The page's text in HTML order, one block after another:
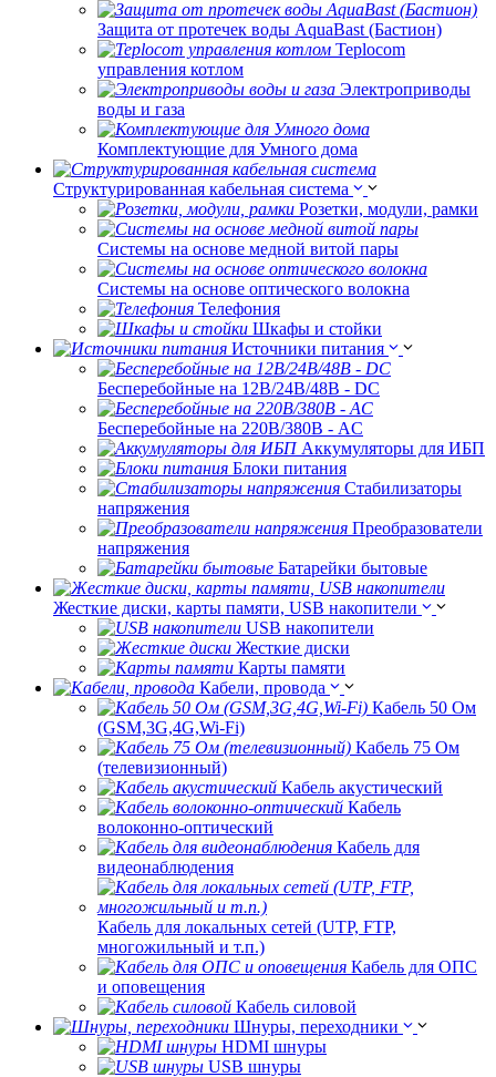
Защита от протечек воды AquaBast (Бастион)
Teplocom
управления котлом
Электроприводы
воды и газа
Комплектующие для Умного дома
Структурированная кабельная система
Розетки, модули, рамки
Системы на основе медной витой пары
Системы на основе оптического волокна
Телефония
Шкафы и стойки
Источники питания
Бесперебойные на 12В/24В/48В - DC
Бесперебойные на 220В/380В - AC
Аккумуляторы для ИБП
Блоки питания
Стабилизаторы
напряжения
Преобразователи
напряжения
Батарейки бытовые
Жесткие диски, карты памяти, USB накопители
USB накопители
Жесткие диски
Карты памяти
Кабели, провода
Кабель 50 Ом
(GSM,3G,4G,Wi-Fi)
Кабель 75 Ом
(телевизионный)
Кабель акустический
Кабель
волоконно-оптический
Кабель для
видеонаблюдения
Кабель для локальных сетей (UTP, FTP,
многожильный и т.п.)
Кабель для ОПС
и оповещения
Кабель силовой
Шнуры, переходники
HDMI шнуры
USB шнуры